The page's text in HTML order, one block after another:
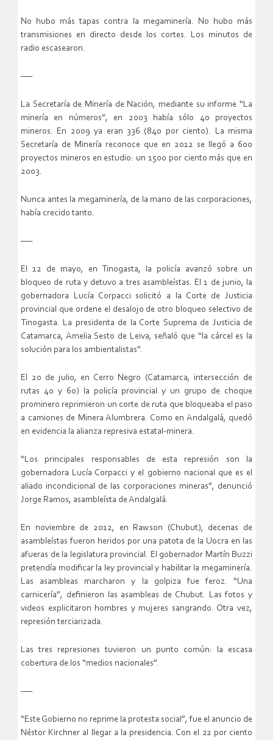
No hubo más tapas contra la megaminería. No hubo más
transmisiones en directo desde los cortes. Los minutos de
radio escasearon.
—–
La Secretaría de Minería de Nación, mediante su informe “La
minería en números”, en 2003 había sólo 40 proyectos
mineros. En 2009 ya eran 336 (840 por ciento). La misma
Secretaría de Minería reconoce que en 2012 se llegó a 600
proyectos mineros en estudio: un 1500 por ciento más que en
2003.
Nunca antes la megaminería, de la mano de las corporaciones,
había crecido tanto.
—–
El 12 de mayo, en Tinogasta, la policía avanzó sobre un
bloqueo de ruta y detuvo a tres asambleístas. El 1 de junio, la
gobernadora Lucía Corpacci solicitó a la Corte de Justicia
provincial que ordene el desalojo de otro bloqueo selectivo de
Tinogasta. La presidenta de la Corte Suprema de Justicia de
Catamarca, Amelia Sesto de Leiva, señaló que “la cárcel es la
solución para los ambientalistas”.
El 20 de julio, en Cerro Negro (Catamarca, intersección de
rutas 40 y 60) la policía provincial y un grupo de choque
prominero reprimieron un corte de ruta que bloqueaba el paso
a camiones de Minera Alumbrera. Como en Andalgalá, quedó
en evidencia la alianza represiva estatal-minera.
“Los principales responsables de esta represión son la
gobernadora Lucía Corpacci y el gobierno nacional que es el
aliado incondicional de las corporaciones mineras”, denunció
Jorge Ramos, asambleísta de Andalgalá.
En noviembre de 2012, en Rawson (Chubut), decenas de
asambleístas fueron heridos por una patota de la Uocra en las
afueras de la legislatura provincial. El gobernador Martín Buzzi
pretendía modificar la ley provincial y habilitar la megaminería.
Las asambleas marcharon y la golpiza fue feroz. “Una
carnicería”, definieron las asambleas de Chubut. Las fotos y
videos explicitaron hombres y mujeres sangrando. Otra vez,
represión terciarizada.
Las tres represiones tuvieron un punto común: la escasa
cobertura de los “medios nacionales”.
—–
“Este Gobierno no reprime la protesta social”, fue el anuncio de
Néstor Kirchner al llegar a la presidencia. Con el 22 por ciento